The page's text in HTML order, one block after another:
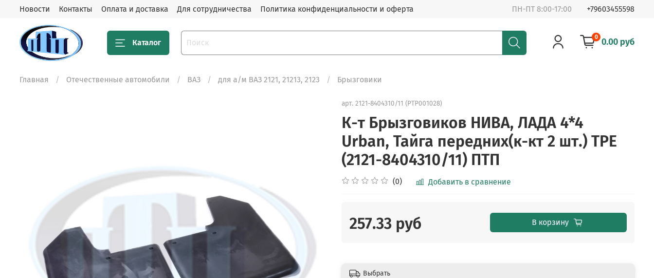
Новости Контакты Оплата и доставка Для сотрудничества Политика конфиденциальности и оферта ПН-ПТ 8:00-17:00 +79603455598
Каталог
0 0.00 руб
Главная Отечественные автомобили ВАЗ для а/м ВАЗ 2121, 21213, 2123 Брызговики
арт. 2121-8404310/11 (PTP001028)
К-т Брызговиков НИВА, ЛАДА 4*4
Urban, Тайга передних(к-кт 2 шт.) TPE
(2121-8404310/11) ПТП
(0) Добавить в сравнение
257.33 руб В корзину
Выбрать